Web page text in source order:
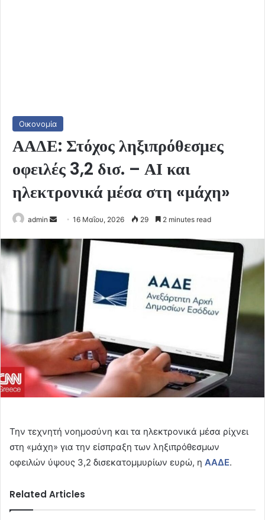
Οικονομία
ΑΑΔΕ: Στόχος ληξιπρόθεσμες
οφειλές 3,2 δισ. – ΑΙ και
ηλεκτρονικά μέσα στη «μάχη»
admin
Send
email
16 Μαΐου, 2026 29 2 minutes read
Την τεχνητή νοημοσύνη και τα ηλεκτρονικά μέσα ρίχνει
στη «μάχη» για την είσπραξη των ληξιπρόθεσμων
οφειλών ύψους 3,2 δισεκατομμυρίων ευρώ, η ΑΑΔΕ.
Related Articles